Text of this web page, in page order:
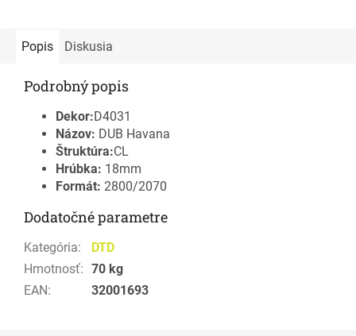
Popis Diskusia
Podrobný popis
Dekor:D4031
Názov: DUB Havana
Štruktúra:CL
Hrúbka: 18mm
Formát: 2800/2070
Dodatočné parametre
Kategória:
DTD
Hmotnosť: 70 kg
EAN: 32001693